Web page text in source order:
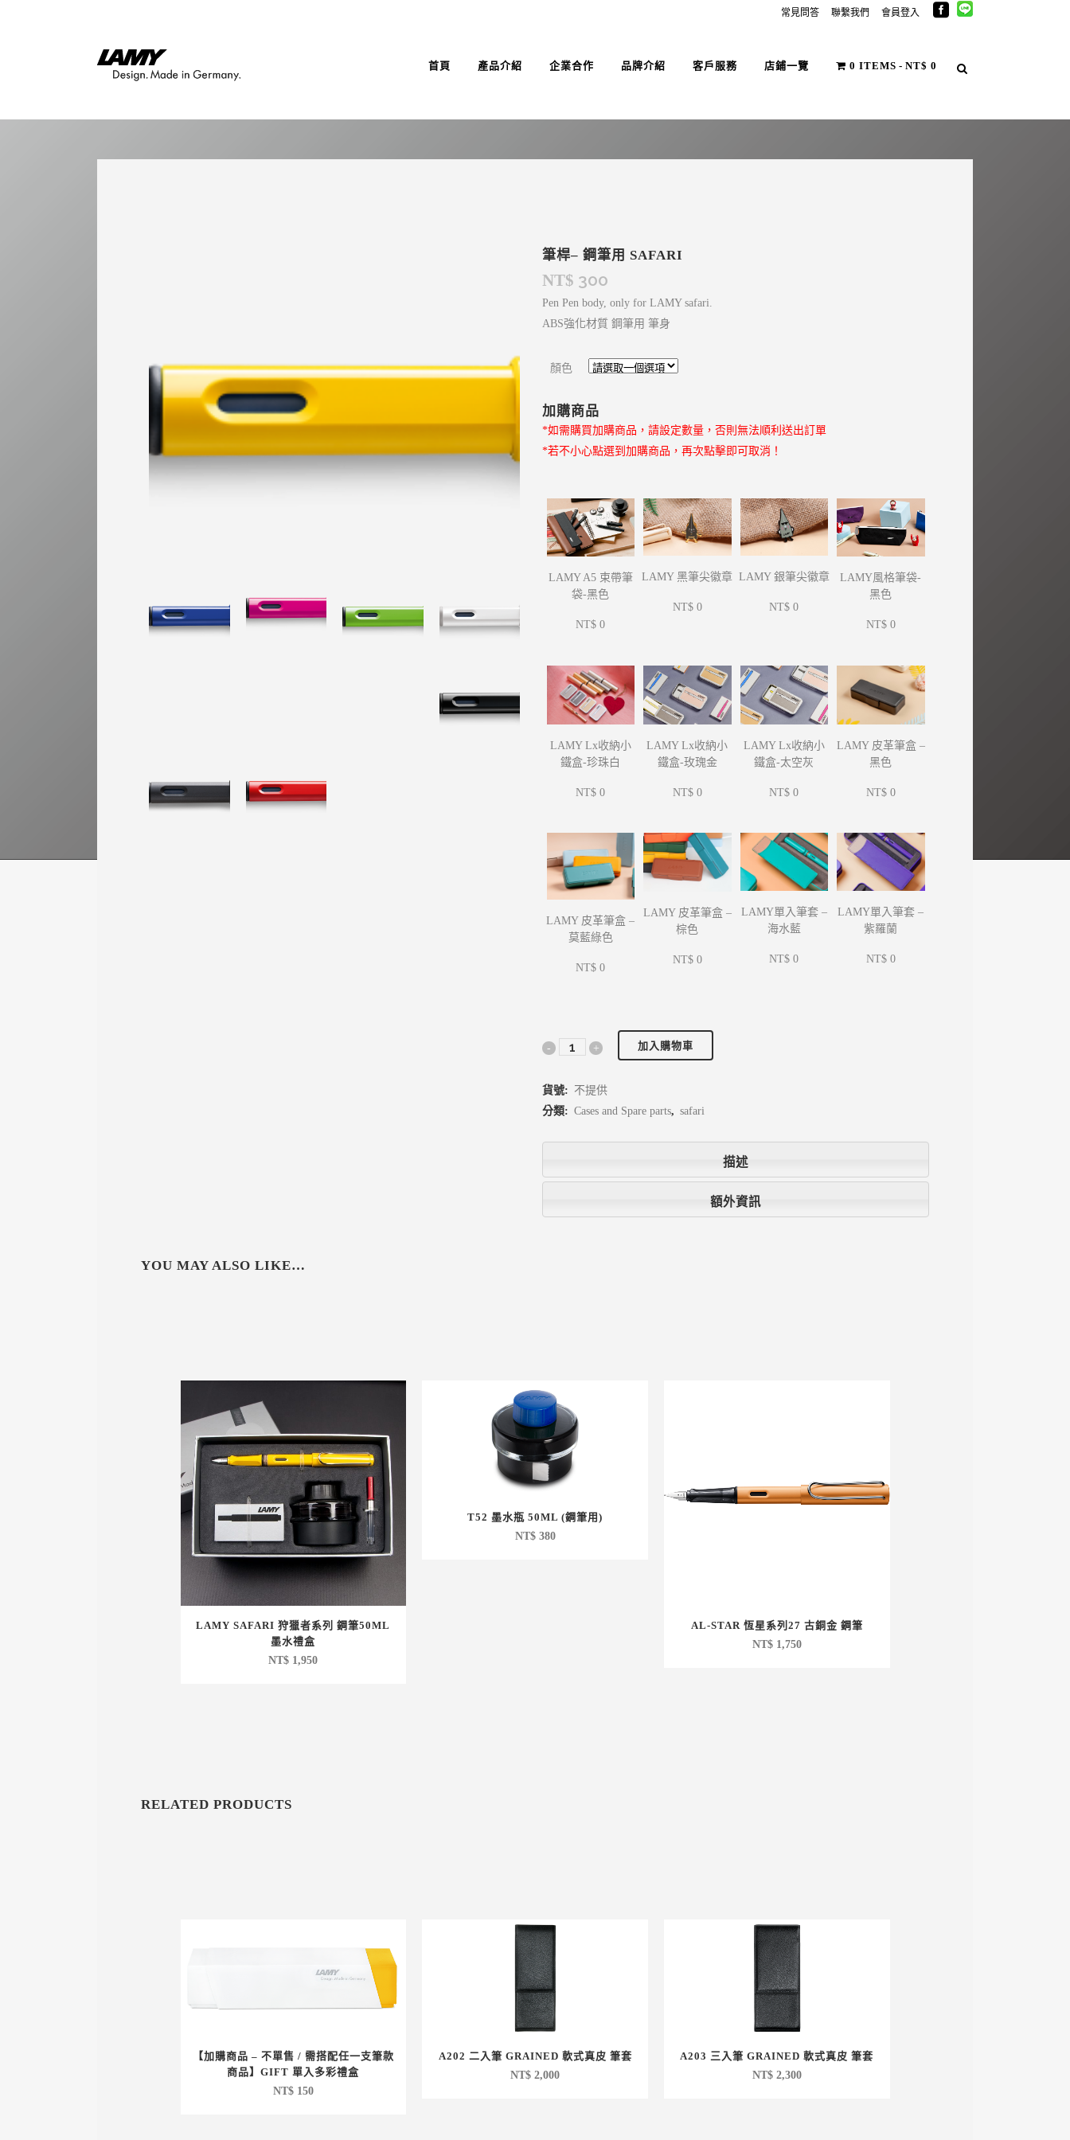
常見問答 聯繫我們 會員登入
首頁 產品介紹 企業合作 品牌介紹 客戶服務 店鋪一覽 0 ITEMS NT$ 0
筆桿– 鋼筆用 SAFARI
NT$ 300
Pen Pen body, only for LAMY safari.
ABS強化材質 鋼筆用 筆身
顏色
加購商品
*如需購買加購商品，請設定數量，否則無法順利送出訂單
*若不小心點選到加購商品，再次點擊即可取消！
LAMY A5 束帶筆
袋-黑色
NT$ 0
LAMY 黑筆尖徽章
NT$ 0
LAMY 銀筆尖徽章
NT$ 0
LAMY風格筆袋-
黑色
NT$ 0
LAMY Lx收納小
鐵盒-珍珠白
NT$ 0
LAMY Lx收納小
鐵盒-玫瑰金
NT$ 0
LAMY Lx收納小
鐵盒-太空灰
NT$ 0
LAMY 皮革筆盒 –
黑色
NT$ 0
LAMY 皮革筆盒 –
莫藍綠色
NT$ 0
LAMY 皮革筆盒 –
棕色
NT$ 0
LAMY單入筆套 –
海水藍
NT$ 0
LAMY單入筆套 –
紫羅蘭
NT$ 0
加入購物車
貨號: 不提供
分類: Cases and Spare parts, safari
描述
額外資訊
YOU MAY ALSO LIKE…
LAMY SAFARI 狩獵者系列 鋼筆50ML
墨水禮盒
NT$ 1,950
T52 墨水瓶 50ML (鋼筆用)
NT$380
AL-STAR 恆星系列27 古銅金 鋼筆
NT$1,750
RELATED PRODUCTS
【加購商品 – 不單售 / 需搭配任一支筆款
商品】GIFT 單入多彩禮盒
NT$150
A202 二入筆 GRAINED 軟式真皮 筆套
NT$ 2,000
A203 三入筆 GRAINED 軟式真皮 筆套
NT$2,300